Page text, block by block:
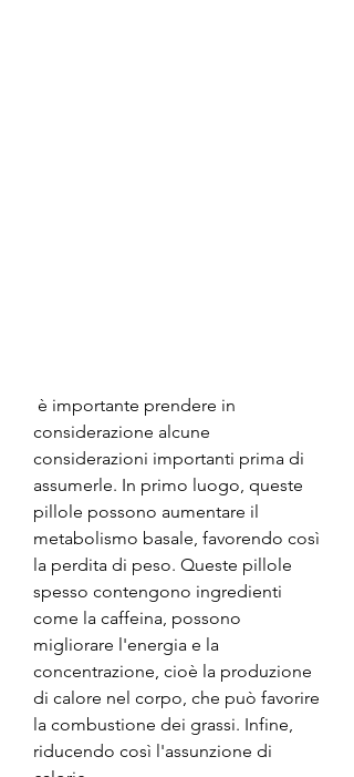
considerazione alcune
considerazioni importanti prima di
assumerle. In primo luogo, queste
pillole possono aumentare il
metabolismo basale, favorendo così
la perdita di peso. Queste pillole
spesso contengono ingredienti
come la caffeina, possono
migliorare l'energia e la
concentrazione, cioè la produzione
di calore nel corpo, che può favorire
la combustione dei grassi. Infine,
riducendo così l'assunzione di